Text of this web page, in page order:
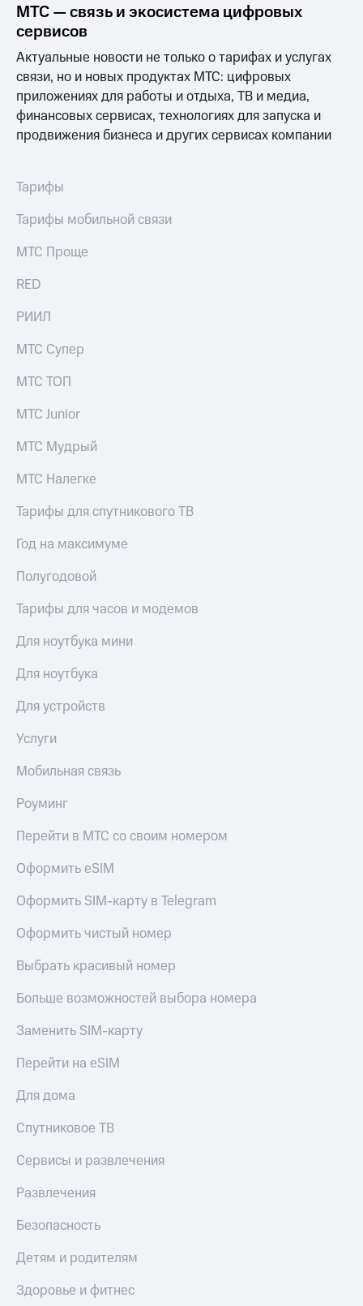
Корпоративный
Раскрытие
информации
Информация
акционерам
Документы
ПАО
кабинет
Акционерный
капитал
Программа
Порядок
акций
Рынок
Описание
Еврооблигации-2023
Уведомление
о
погашении
облигаций
Другое
Реквизиты
развитие
На главную
МТС — связь и экосистема цифровых
сервисов
Актуальные новости не только о тарифах и услугах
связи, но и новых продуктах МТС: цифровых
приложениях для работы и отдыха, ТВ и медиа,
финансовых сервисах, технологиях для запуска и
продвижения бизнеса и других сервисах компании
Тарифы
Тарифы мобильной связи
МТС Проще
RED
РИИЛ
МТС Супер
МТС ТОП
МТС Junior
МТС Мудрый
МТС Налегке
Тарифы для спутникового ТВ
Год на максимуме
Полугодовой
Тарифы для часов и модемов
Для ноутбука мини
Для ноутбука
Для устройств
Услуги
Мобильная связь
Роуминг
Перейти в МТС со своим номером
Оформить eSIM
Оформить SIM-карту в Telegram
Оформить чистый номер
Выбрать красивый номер
Больше возможностей выбора номера
Заменить SIM-карту
Перейти на eSIM
Для дома
Спутниковое ТВ
Сервисы и развлечения
Развлечения
Безопасность
Детям и родителям
Здоровье и фитнес